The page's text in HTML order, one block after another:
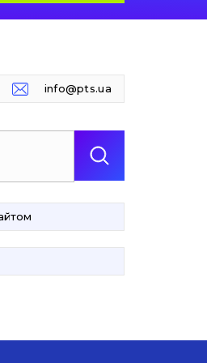
info@pts.ua